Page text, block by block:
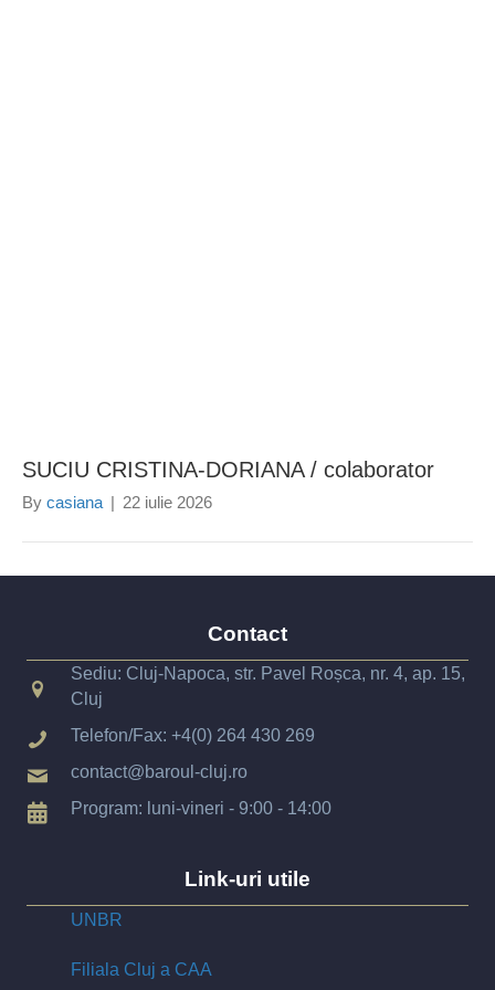
SUCIU CRISTINA-DORIANA / colaborator
By casiana | 22 iulie 2026
Contact
Sediu: Cluj-Napoca, str. Pavel Roșca, nr. 4, ap. 15,
Cluj
Telefon/Fax: +4(0) 264 430 269
contact@baroul-cluj.ro
Program: luni-vineri - 9:00 - 14:00
Link-uri utile
UNBR
Filiala Cluj a CAA